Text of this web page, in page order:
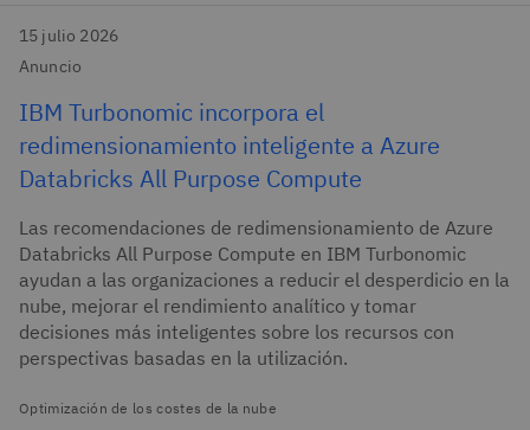
15 julio 2026
Anuncio
IBM Turbonomic incorpora el
redimensionamiento inteligente a Azure
Databricks All Purpose Compute
Las recomendaciones de redimensionamiento de Azure
Databricks All Purpose Compute en IBM Turbonomic
ayudan a las organizaciones a reducir el desperdicio en la
nube, mejorar el rendimiento analítico y tomar
decisiones más inteligentes sobre los recursos con
perspectivas basadas en la utilización.
Optimización de los costes de la nube